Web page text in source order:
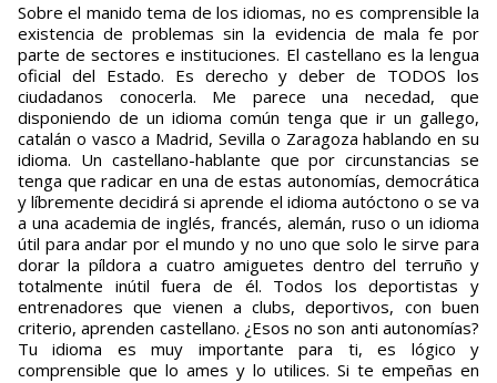
Sobre el manido tema de los idiomas, no es comprensible la
existencia de problemas sin la evidencia de mala fe por
parte de sectores e instituciones. El castellano es la lengua
oficial del Estado. Es derecho y deber de TODOS los
ciudadanos conocerla. Me parece una necedad, que
disponiendo de un idioma común tenga que ir un gallego,
catalán o vasco a Madrid, Sevilla o Zaragoza hablando en su
idioma. Un castellano-hablante que por circunstancias se
tenga que radicar en una de estas autonomías, democrática
y líbremente decidirá si aprende el idioma autóctono o se va
a una academia de inglés, francés, alemán, ruso o un idioma
útil para andar por el mundo y no uno que solo le sirve para
dorar la píldora a cuatro amiguetes dentro del terruño y
totalmente inútil fuera de él. Todos los deportistas y
entrenadores que vienen a clubs, deportivos, con buen
criterio, aprenden castellano. ¿Esos no son anti autonomías?
Tu idioma es muy importante para ti, es lógico y
comprensible que lo ames y lo utilices. Si te empeñas en